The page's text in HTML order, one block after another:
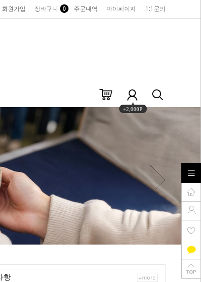
회원가입 장바구니 0 주문내역 마이페이지 1:1문의
+2,000P
항